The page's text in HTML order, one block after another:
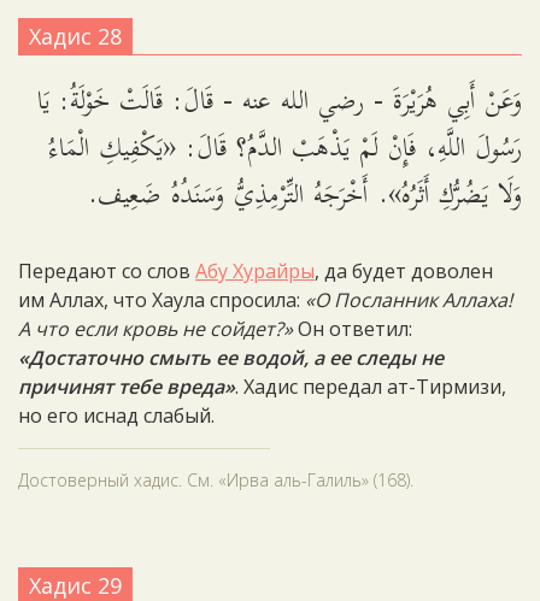
Хадис 28
وَعَنْ أَبِي هُرَيْرَةَ - رضي الله عنه - قَالَ: قَالَتْ خَوْلَةُ: يَا
رَسُولَ اللَّهِ، فَإِنْ لَمْ يَذْهَبْ الدَّمُ؟ قَالَ: «يَكْفِيكِ الْمَاءُ
وَلَا يَضُرُّكِ أَثَرُهُ». أَخْرَجَهُ التِّرْمِذِيُّ وَسَنَدُهُ ضَعِيف.
Передают со слов Абу Хурайры, да будет доволен
им Аллах, что Хаула спросила: «О Посланник Аллаха!
А что если кровь не сойдет?»Он ответил:
«Достаточно смыть ее водой, а ее следы не
причинят тебе вреда». Хадис передал ат-Тирмизи,
но его иснад слабый.
Достоверный хадис. См. «Ирва аль-Галиль» (168).
Хадис 29